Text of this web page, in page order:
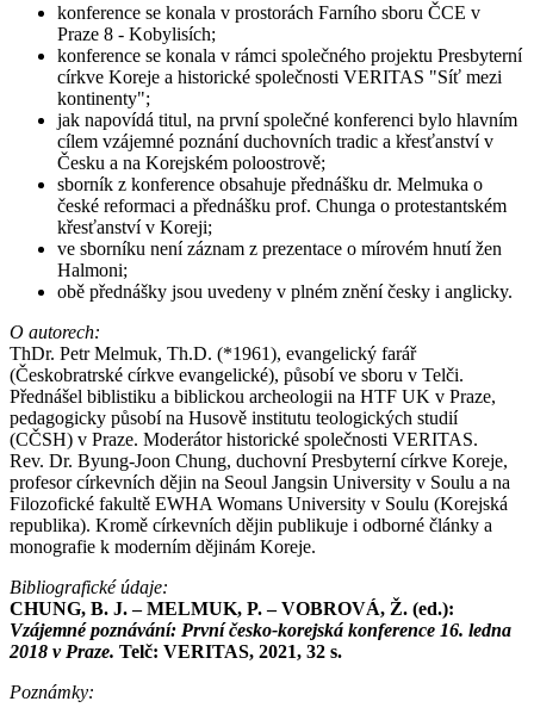
konference se konala v prostorách Farního sboru ČCE v
Praze 8 - Kobylisích;
konference se konala v rámci společného projektu Presbyterní
církve Koreje a historické společnosti VERITAS "Síť mezi
kontinenty";
jak napovídá titul, na první společné konferenci bylo hlavním
cílem vzájemné poznání duchovních tradic a křesťanství v
Česku a na Korejském poloostrově;
sborník z konference obsahuje přednášku dr. Melmuka o
české reformaci a přednášku prof. Chunga o protestantském
křesťanství v Koreji;
ve sborníku není záznam z prezentace o mírovém hnutí žen
Halmoni;
obě přednášky jsou uvedeny v plném znění česky i anglicky.
O autorech:
ThDr. Petr Melmuk, Th.D. (*1961), evangelický farář
(Českobratrské církve evangelické), působí ve sboru v Telči.
Přednášel biblistiku a biblickou archeologii na HTF UK v Praze,
pedagogicky působí na Husově institutu teologických studií
(CČSH) v Praze. Moderátor historické společnosti VERITAS.
Rev. Dr. Byung-Joon Chung, duchovní Presbyterní církve Koreje,
profesor církevních dějin na Seoul Jangsin University v Soulu a na
Filozofické fakultě EWHA Womans University v Soulu (Korejská
republika). Kromě církevních dějin publikuje i odborné články a
monografie k moderním dějinám Koreje.
Bibliografické údaje:
CHUNG, B. J. – MELMUK, P. – VOBROVÁ, Ž. (ed.):
Vzájemné poznávání: První česko-korejská konference 16. ledna
2018 v Praze. Telč: VERITAS, 2021, 32 s.
Poznámky: